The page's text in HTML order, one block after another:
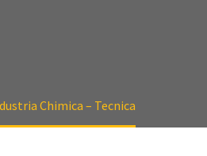
Chimica – Tecnica